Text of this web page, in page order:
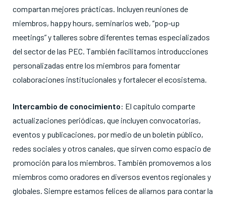
compartan mejores prácticas. Incluyen reuniones de
miembros, happy hours, seminarios web, “pop-up
meetings” y talleres sobre diferentes temas especializados
del sector de las PEC. También facilitamos introducciones
personalizadas entre los miembros para fomentar
colaboraciones institucionales y fortalecer el ecosistema.
Intercambio de conocimiento: El capítulo comparte
actualizaciones periódicas, que incluyen convocatorias,
eventos y publicaciones, por medio de un boletín público,
redes sociales y otros canales, que sirven como espacio de
promoción para los miembros. También promovemos a los
miembros como oradores en diversos eventos regionales y
globales. Siempre estamos felices de aliarnos para contar la